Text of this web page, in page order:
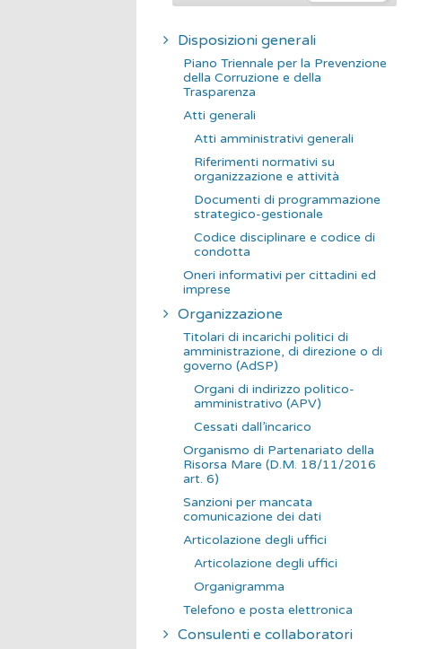
r
Disposizioni generali
Piano Triennale per la Prevenzione
della Corruzione e della
Trasparenza
Atti generali
Atti amministrativi generali
Riferimenti normativi su
organizzazione e attività
Documenti di programmazione
strategico-gestionale
Codice disciplinare e codice di
condotta
Oneri informativi per cittadini ed
imprese
Organizzazione
Titolari di incarichi politici di
amministrazione, di direzione o di
governo (AdSP)
Organi di indirizzo politico-
amministrativo (APV)
Cessati dall’incarico
Organismo di Partenariato della
Risorsa Mare (D.M. 18/11/2016
art. 6)
Sanzioni per mancata
comunicazione dei dati
Articolazione degli uffici
Articolazione degli uffici
Organigramma
Telefono e posta elettronica
Consulenti e collaboratori